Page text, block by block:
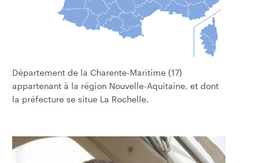
Département de la Charente-Maritime (17)
appartenant à la région Nouvelle-Aquitaine, et dont
la préfecture se situe La Rochelle.